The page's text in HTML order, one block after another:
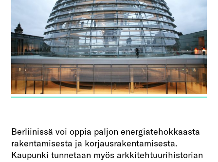
Berliinissä voi oppia paljon energiatehokkaasta
rakentamisesta ja korjausrakentamisesta.
Kaupunki tunnetaan myös arkkitehtuurihistorian